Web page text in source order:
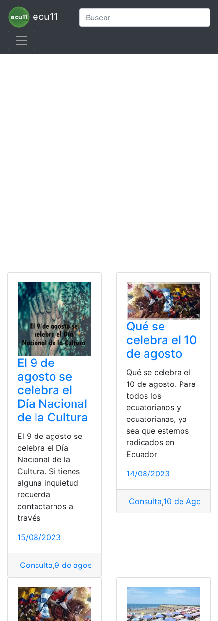
ecu11
El 9 de
agosto se
celebra el
Día Nacional
de la Cultura
El 9 de agosto se
celebra el Día
Nacional de la
Cultura. Si tienes
alguna inquietud
recuerda
contactarnos a
través
15/08/2023
Consulta,9 de agosto
Qué se
celebra el 10
de agosto
Qué se celebra el
10 de agosto. Para
todos los
ecuatorianos y
ecuatorianas, ya
sea que estemos
radicados en
Ecuador
14/08/2023
Consulta,10 de Agosto